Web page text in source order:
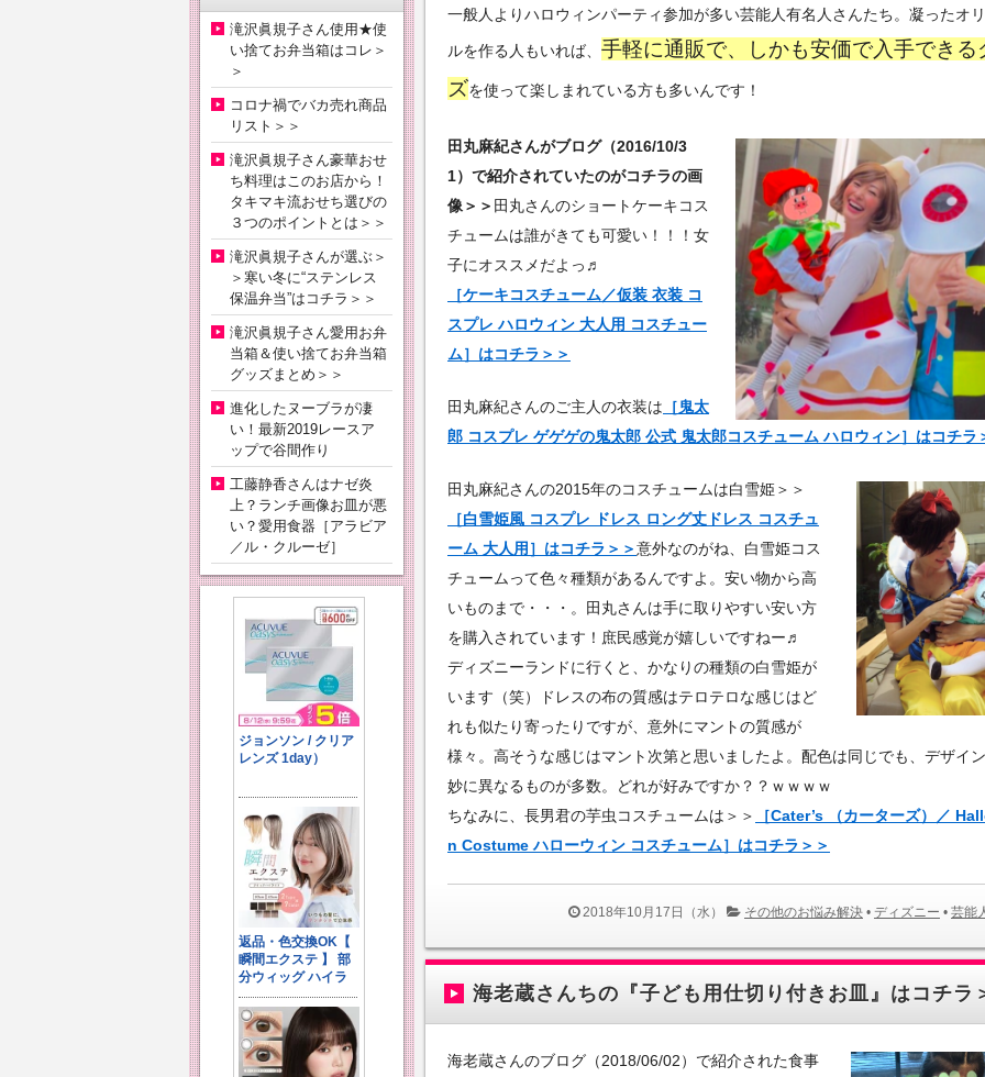
一般人よりハロウィンパーティ参加が多い芸能人有名人さんたち。凝ったオ
ルを作る人もいれば、 手軽に通販で、しかも安価で入手できる
ズを使って楽しまれている方も多いんです！
田丸麻紀さんがブログ（2016/10/3
1）で紹介されていたのがコチラの画
像＞＞ 田丸さんのショートケーキコス
チュームは誰がきても可愛い！！！女
子にオススメだよっ♬
［ケーキコスチューム／仮装 衣装 コ
スプレ ハロウィン 大人用 コスチュー
ム］はコチラ＞＞
田丸麻紀さんのご主人の衣装は ［鬼太
郎 コスプレ ゲゲゲの鬼太郎 公式 鬼太郎コスチューム ハロウィン］はコチラ
田丸麻紀さんの2015年のコスチュームは白雪姫＞＞
［白雪姫風 コスプレ ドレス ロング丈ドレス コスチュ
ーム 大人用］はコチラ＞＞意外なのがね、白雪姫コス
チュームって色々種類があるんですよ。安い物から高
いものまで・・・。田丸さんは手に取りやすい安い方
を購入されています！庶民感覚が嬉しいですねー♬
ディズニーランドに行くと、かなりの種類の白雪姫が
います（笑）ドレスの布の質感はテロテロな感じはど
れも似たり寄ったりですが、意外にマントの質感が
様々。高そうな感じはマント次第と思いましたよ。配色は同じでも、デザイ
妙に異なるものが多数。どれが好みですか？？ｗｗｗｗ
ちなみに、長男君の芋虫コスチュームは＞＞
［Cater’s （カーターズ）／
n Costume ハローウィン コスチューム］はコチラ＞＞
2018年10月17日（水） その他のお悩み解決 • ディズニー • 芸能
海老蔵さんちの『子ども用仕切り付きお皿』はコチラ
海老蔵さんのブログ（2018/06/02）で紹介された食事
滝沢眞規子さん使用★使
い捨てお弁当箱はコレ＞
＞
コロナ禍でバカ売れ商品
リスト＞＞
滝沢眞規子さん豪華おせ
ち料理はこのお店から！
タキマキ流おせち選びの
３つのポイントとは＞＞
滝沢眞規子さんが選ぶ＞
＞寒い冬に“ステンレス
保温弁当”はコチラ＞＞
滝沢眞規子さん愛用お弁
当箱＆使い捨てお弁当箱
グッズまとめ＞＞
進化したヌーブラが凄
い！最新2019レースア
ップで谷間作り
工藤静香さんはナゼ炎
上？ランチ画像お皿が悪
い？愛用食器［アラビア
／ル・クルーゼ］